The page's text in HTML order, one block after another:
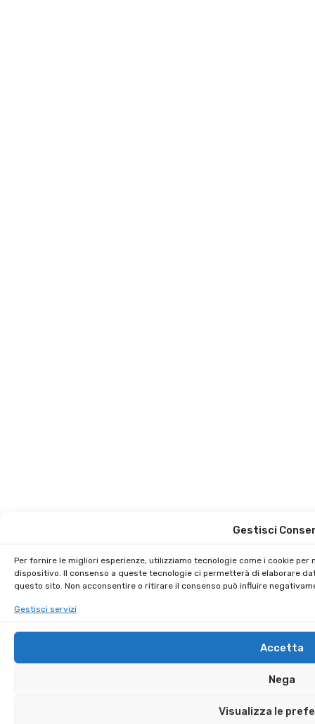
Gestisci
Per fornire le migliori esperienze, utilizziamo tecnologie come i cookie
dispositivo. Il consenso a queste tecnologie ci permetterà di elaborare
questo sito. Non acconsentire o ritirare il consenso può influire
Gestisci servizi
Accetta
Nega
Visualizza le